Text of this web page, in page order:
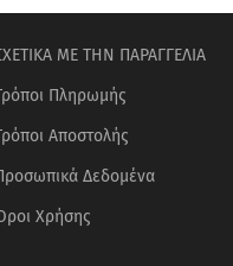
ΜΕ ΤΗΝ ΠΑΡΑΓΓΕΛΙΑ
Πληρωμής
Αποστολής
Δεδομένα
Χρήσης